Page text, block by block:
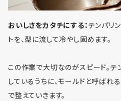
おいしさをカタチにする：テンパリ
トを、型に流して冷やし固めます。
この作業で大切なのがスピード。
しているうちに、モールドと呼ばれ
で整えていきます。